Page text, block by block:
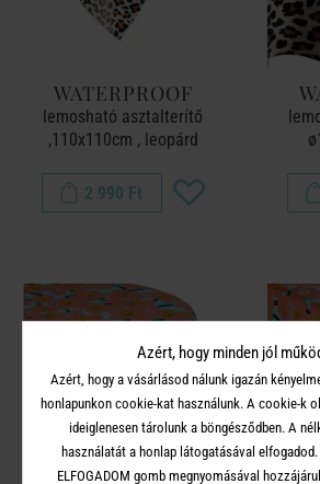
WATERPROOF
lemosható asztalterítő
,110x110cm , leopárd
2 990 Ft
Azért, hogy minden jól
Azért, hogy a vásárlásod nálunk igazán
honlapunkon cookie-kat használunk. A cookie-k
ideiglenesen tárolunk a böngésződben. A
használatát a honlap látogatásával
ELFOGADOM gomb megnyomásával